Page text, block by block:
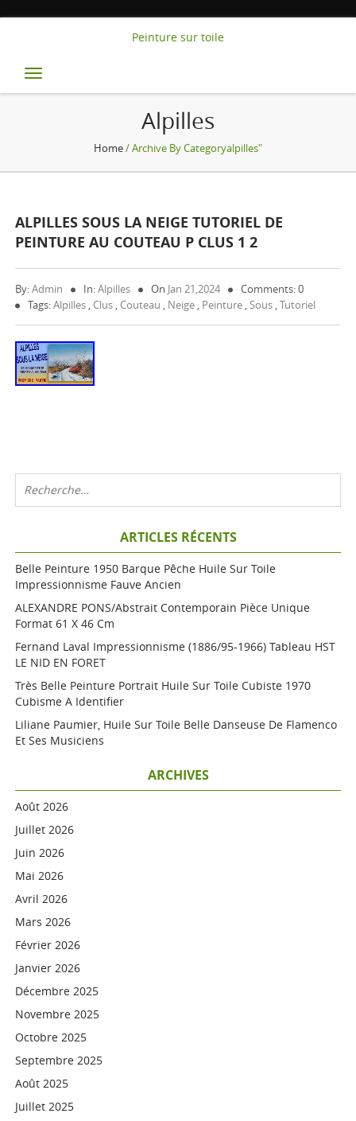
Peinture sur toile
Toggle
navigation
Alpilles
Home/ Archive By Categoryalpilles"
ALPILLES SOUS LA NEIGE TUTORIEL DE
PEINTURE AU COUTEAU P CLUS 1 2
By:Admin In:Alpilles On Jan 21,2024
Comments: 0
Tags:Alpilles , Clus , Couteau , Neige , Peinture ,Sous ,Tutoriel
ARTICLES RÉCENTS
Belle Peinture 1950 Barque Pêche Huile Sur Toile
Impressionnisme Fauve Ancien
ALEXANDRE PONS/Abstrait Contemporain Pièce Unique
Format 61 X 46 Cm
Fernand Laval Impressionnisme (1886/95-1966) Tableau HST
LE NID EN FORET
Très Belle Peinture Portrait Huile Sur Toile Cubiste 1970
Cubisme A Identifier
Liliane Paumier, Huile Sur Toile Belle Danseuse De Flamenco
Et Ses Musiciens
ARCHIVES
Août 2026
Juillet 2026
Juin 2026
Mai 2026
Avril 2026
Mars 2026
Février 2026
Janvier 2026
Décembre 2025
Novembre 2025
Octobre 2025
Septembre 2025
Août 2025
Juillet 2025